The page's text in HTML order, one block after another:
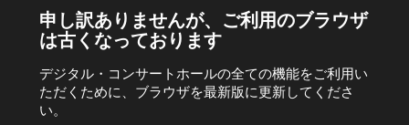
申し訳ありませんが、ご利用のブラウザ
は古くなっております
デジタル・コンサートホールの全ての機能をご利用い
ただくために、ブラウザを最新版に更新してくださ
い。